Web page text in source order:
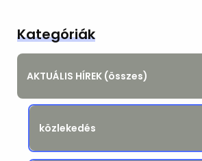
Kategóriák
AKTUÁLIS HÍREK (összes)
közlekedés